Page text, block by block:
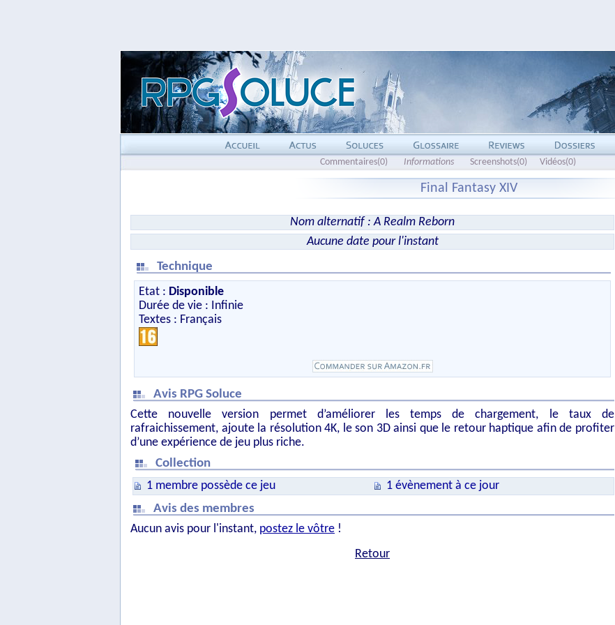
Commentaires(0) Informations Screenshots(0) Vidéos(0)
Final Fantasy XIV
Nom alternatif : A Realm Reborn
Aucune date pour l'instant
Technique
Etat : Disponible
Durée de vie : Infinie
Textes : Français
Avis RPG Soluce
Cette nouvelle version permet d’améliorer les temps de chargement, le taux de
rafraichissement, ajoute la résolution 4K, le son 3D ainsi que le retour haptique afin de profiter
d’une expérience de jeu plus riche.
Collection
1 membre possède ce jeu
1 évènement à ce jour
Avis des membres
Aucun avis pour l'instant, postez le vôtre !
Retour